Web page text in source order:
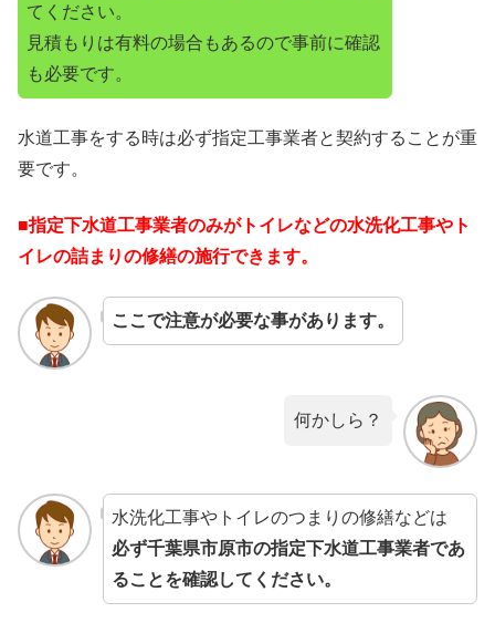
てください。
見積もりは有料の場合もあるので事前に確認
も必要です。
水道工事をする時は必ず指定工事業者と契約することが重
要です。
■指定下水道工事業者のみがトイレなどの水洗化工事やト
イレの詰まりの修繕の施行できます。
ここで注意が必要な事があります。
何かしら？
水洗化工事やトイレのつまりの修繕などは
必ず千葉県市原市の指定下水道工事業者であ
ることを確認してください。